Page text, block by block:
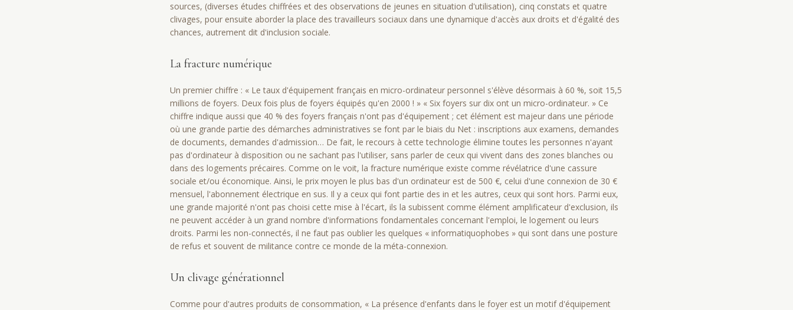
sources, (diverses études chiffrées et des observations de jeunes en situation d'utilisa­tion), cinq constats et quatre
clivages, pour ensuite aborder la place des travailleurs sociaux dans une dynamique d'accès aux droits et d'égalité des
chances, autrement dit d'inclusion sociale.
La fracture numérique
Un premier chiffre : « Le taux d'équipement français en micro-ordi­nateur personnel s'élève désormais à 60 %, soit 15,5
millions de foyers. Deux fois plus de foyers équipés qu'en 2000 ! » « Six foyers sur dix ont un micro-ordinateur. » Ce
chiffre indique aussi que 40 % des foyers français n'ont pas d'équipement ; cet élément est majeur dans une période
où une grande partie des démarches administratives se font par le biais du Net : inscriptions aux examens, demandes
de documents, demandes d'admission… De fait, le recours à cette technologie élimine toutes les personnes n'ayant
pas d'ordinateur à disposition ou ne sachant pas l'utiliser, sans parler de ceux qui vivent dans des zones blanches ou
dans des logements précaires. Comme on le voit, la fracture numérique existe comme révélatrice d'une cassure
sociale et/ou économique. Ainsi, le prix moyen le plus bas d'un ordinateur est de 500 €, celui d'une connexion de 30 €
mensuel, l'abonnement électrique en sus. Il y a ceux qui font partie des in et les autres, ceux qui sont hors. Parmi eux,
une grande majorité n'ont pas choisi cette mise à l'écart, ils la subissent comme élément amplificateur d'exclusion, ils
ne peuvent accéder à un grand nombre d'informations fondamentales concernant l'emploi, le logement ou leurs
droits. Parmi les non-connectés, il ne faut pas oublier les quelques « informatiquophobes » qui sont dans une posture
de refus et souvent de militance contre ce monde de la méta-connexion.
Un clivage générationnel
Comme pour d'autres produits de consommation, « La présence d'enfants dans le foyer est un motif d'équipement